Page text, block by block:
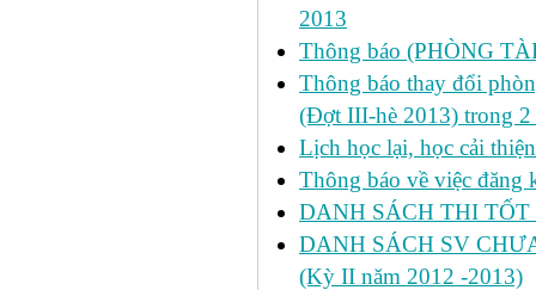
2013
Thông báo (PHÒNG
Thông báo thay đổi
(Đợt III-hè 2013) trong
Lịch học lại, học cải
Thông báo về việc
DANH SÁCH THI
DANH SÁCH SV
(Kỳ II năm 2012 -2013)